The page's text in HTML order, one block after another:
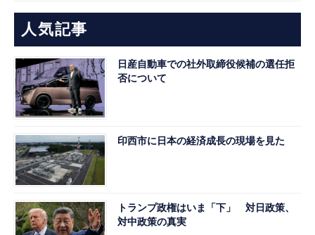
人気記事
日産自動車での社外取締役候補の選任拒
否について
印西市に日本の経済成長の現場を見た
トランプ政権はいま「下」 対日政策、
対中政策の真実